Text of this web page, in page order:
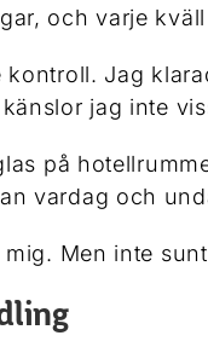
och varje
Jag
jag inte
på
vardag och
Men inte